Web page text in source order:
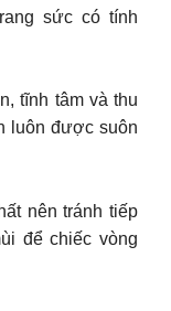
sức có tính
tĩnh tâm và thu
luôn được suôn
nên tránh tiếp
để chiếc vòng